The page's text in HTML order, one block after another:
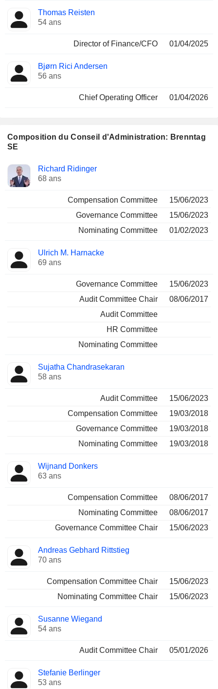
Thomas Reisten
54 ans
Director of Finance/CFO 01/04/2025
Bjørn Rici Andersen
56 ans
Chief Operating Officer 01/04/2026
Composition du Conseil d'Administration: Brenntag
SE
Administrateur Comités
Richard Ridinger
68 ans
Compensation Committee
15/06/2023
Governance Committee
15/06/2023
Nominating Committee
01/02/2023
Ulrich M. Harnacke
69 ans
Governance Committee
15/06/2023
Audit Committee Chair
08/06/2017
Audit Committee
HR Committee
Nominating Committee
Sujatha Chandrasekaran
58 ans
Audit Committee
15/06/2023
Compensation Committee
19/03/2018
Governance Committee
19/03/2018
Nominating Committee
19/03/2018
Wijnand Donkers
63 ans
Compensation Committee
08/06/2017
Nominating Committee
08/06/2017
Governance Committee Chair
15/06/2023
Andreas Gebhard Rittstieg
70 ans
Compensation Committee Chair
15/06/2023
Nominating Committee Chair
15/06/2023
Susanne Wiegand
54 ans
Audit Committee Chair 05/01/2026
Stefanie Berlinger
53 ans